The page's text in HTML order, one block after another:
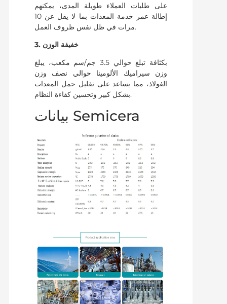
على طلبات العملاء طويلة المدى، يمكنهم
إطالة عمر خدمة المعدات بما لا يقل عن 10
مرات في ظل نفس ظروف العمل.
3. خفيفة الوزن
بكثافة تبلغ حوالي 3.5 جم/سم مكعب، يبلغ
وزن سيراميك الألومينا حوالي نصف وزن
الفولاذ، مما يساعد على تقليل حمل المعدات
بشكل كبير وتحسين كفاءة النظام.
بيانات Semicera